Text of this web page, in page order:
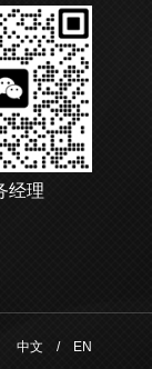
经理
中文 / EN